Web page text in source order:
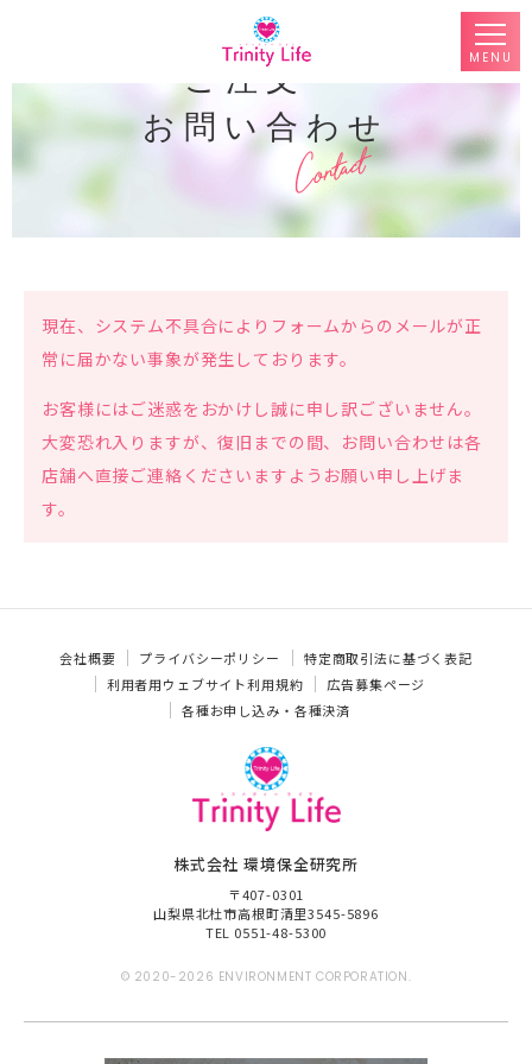
MENU
ご注文・
お問い合わせ
現在、システム不具合によりフォームからのメールが正
常に届かない事象が発生しております。
お客様にはご迷惑をおかけし誠に申し訳ございません。
大変恐れ入りますが、復旧までの間、お問い合わせは各
店舗へ直接ご連絡くださいますようお願い申し上げま
す。
会社概要 プライバシーポリシー
特定商取引法に基づく表記
利用者用ウェブサイト利用規約
広告募集ページ
各種お申し込み・各種決済
株式会社 環境保全研究所
〒407-0301
山梨県北杜市高根町清里3545-5896
TEL 0551-48-5300
© 2020-2026 ENVIRONMENT CORPORATION.